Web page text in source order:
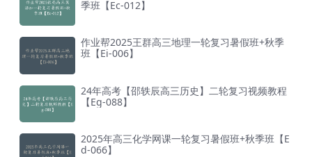
季班【Ec-012】
作业帮2025王群高三地理一轮复习暑假班+秋季
班【Ei-006】
24年高考【邵轶辰高三历史】二轮复习视频教程
【Eg-088】
2025年高三化学网课一轮复习暑假班+秋季班【E
d-066】